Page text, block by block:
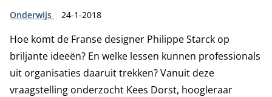
Type:
Onderwijs Publicatiedatum:
24-1-2018
Hoe komt de Franse designer Philippe Starck op
briljante ideeën? En welke lessen kunnen professionals
uit organisaties daaruit trekken? Vanuit deze
vraagstelling onderzocht Kees Dorst, hoogleraar